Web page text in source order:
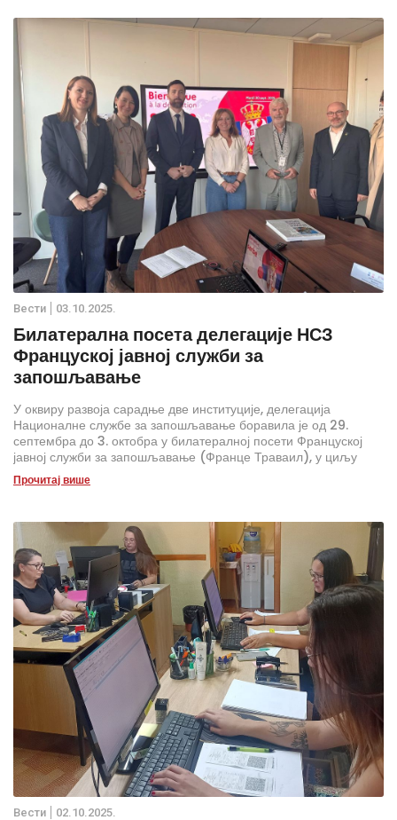
Вести 03.10.2025.
Билатерална посета делегације НСЗ
Француској јавној служби за
запошљавање
У оквиру развоја сарадње две институције, делегација
Националне службе за запошљавање боравила је од 29.
септембра до 3. октобра у билатералној посети Француској
јавној служби за запошљавање (Франце Траваил), у циљу
развоја Система за праћење и анализу тржишта рада у
Републици Србији. Током посете размењена су искуства о
прогнозирање кретања на тржишту рада и унапређење
запошљивости.
Прочитај више
Вести 02.10.2025.